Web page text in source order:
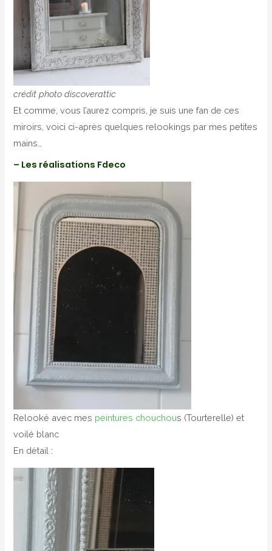
crédit photo discoverattic
Et comme, vous l’aurez compris, je suis une fan de ces
miroirs, voici ci-après quelques relookings par mes petites
mains…
– Les réalisations Fdeco
Relooké avec mes peintures chouchous (Tourterelle) et
voilé blanc
En détail :